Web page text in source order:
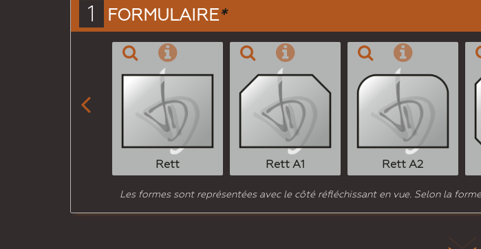
1 FORMULAIRE*
Rett Rett A1 Rett A2

Les formes sont représentées avec le côté réfléchissant en vue. Selon la